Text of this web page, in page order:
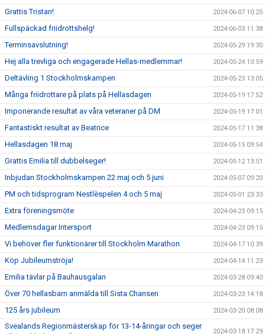
Grattis Tristan! 2024-06-07 10:25
Fullspäckad friidrottshelg! 2024-06-03 11:38
Terminsavslutning! 2024-05-29 19:30
Hej alla trevliga och engagerade Hellas-medlemmar! 2024-05-24 10:59
Deltävling 1 Stockholmskampen 2024-05-23 13:05
Många friidrottare på plats på Hellasdagen 2024-05-19 17:52
Imponerande resultat av våra veteraner på DM 2024-05-19 17:01
Fantastiskt resultat av Beatrice 2024-05-17 11:38
Hellasdagen 18 maj 2024-05-15 09:54
Grattis Emilia till dubbelseger! 2024-05-12 13:51
Inbjudan Stockholmskampen 22 maj och 5 juni 2024-05-07 09:20
PM och tidsprogram Nestlèspelen 4 och 5 maj 2024-05-01 23:33
Extra föreningsmöte 2024-04-23 09:15
Medlemsdagar Intersport 2024-04-23 09:15
Vi behöver fler funktionärer till Stockholm Marathon 2024-04-17 10:39
Köp Jubileumströja! 2024-04-14 11:23
Emilia tävlar på Bauhausgalan 2024-03-28 09:40
Över 70 hellasbarn anmälda till Sista Chansen 2024-03-23 14:18
125 års jubileum 2024-03-20 08:08
Svealands Regionmästerskap för 13-14-åringar och seger
2024-03-18 17:29